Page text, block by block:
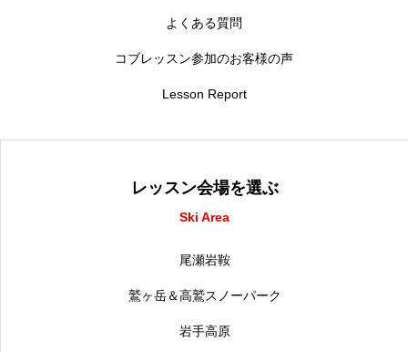
よくある質問
コブレッスン参加のお客様の声
Lesson Report
レッスン会場を選ぶ
Ski Area
尾瀬岩鞍
鷲ヶ岳＆高鷲スノーパーク
岩手高原